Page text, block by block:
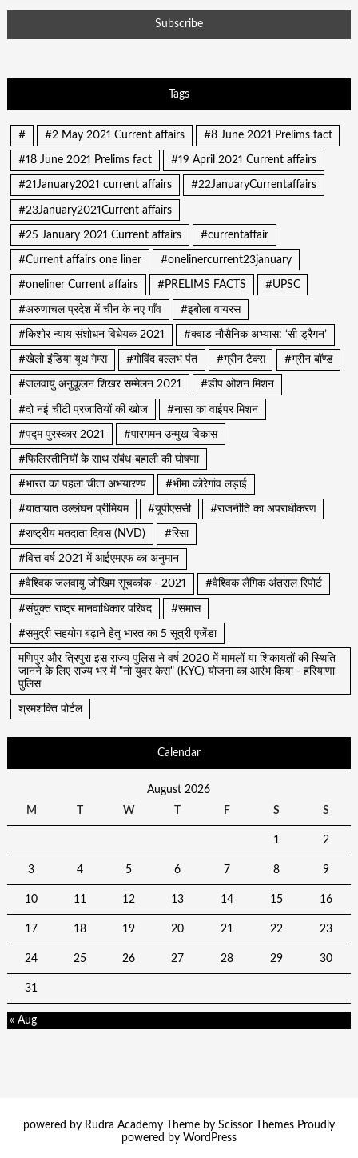
Tags
# #2 May 2021 Current affairs #8 June 2021 Prelims fact
#18 June 2021 Prelims fact #19 April 2021 Current affairs
#21January2021 current affairs #22JanuaryCurrentaffairs
#23January2021Current affairs
#25 January 2021 Current affairs #currentaffair
#Current affairs one liner #onelinercurrent23january
#oneliner Current affairs #PRELIMS FACTS #UPSC
#अरुणाचल प्रदेश में चीन के नए गाँव #इबोला वायरस
#किशोर न्याय संशोधन विधेयक 2021 #क्वाड नौसैनिक अभ्यास: ‘सी ड्रैगन’
#खेलो इंडिया यूथ गेम्स #गोविंद बल्लभ पंत #ग्रीन टैक्स #ग्रीन बॉण्ड
#जलवायु अनुकूलन शिखर सम्मेलन 2021 #डीप ओशन मिशन
#दो नई चींटी प्रजातियों की खोज #नासा का वाईपर मिशन
#पद्म पुरस्कार 2021 #पारगमन उन्मुख विकास
#फिलिस्तीनियों के साथ संबंध-बहाली की घोषणा
#भारत का पहला चीता अभयारण्य #भीमा कोरेगांव लड़ाई
#यातायात उल्लंघन प्रीमियम #यूपीएससी #राजनीति का अपराधीकरण
#राष्ट्रीय मतदाता दिवस (NVD) #रिसा
#वित्त वर्ष 2021 में आईएमएफ का अनुमान
#वैश्विक जलवायु जोखिम सूचकांक - 2021 #वैश्विक लैंगिक अंतराल रिपोर्ट
#संयुक्त राष्ट्र मानवाधिकार परिषद #समास
#समुद्री सहयोग बढ़ाने हेतु भारत का 5 सूत्री एजेंडा
मणिपुर और त्रिपुरा इस राज्य पुलिस ने वर्ष 2020 में मामलों या शिकायतों की स्थिति
जानने के लिए राज्य भर में "नो युवर केस" (KYC) योजना का आरंभ किया - हरियाणा
पुलिस
श्रमशक्ति पोर्टल
Calendar
August 2026
M
T W T F S S
1 2
3 4 5 6 7 8 9
10 11 12 13 14 15 16
17 18 19 20 21 22 23
24 25 26 27 28 29 30
31
« Aug
powered by Rudra Academy Theme by Scissor Themes Proudly
powered by WordPress